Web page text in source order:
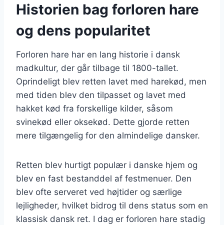
Historien bag forloren hare
og dens popularitet
Forloren hare har en lang historie i dansk
madkultur, der går tilbage til 1800-tallet.
Oprindeligt blev retten lavet med harekød, men
med tiden blev den tilpasset og lavet med
hakket kød fra forskellige kilder, såsom
svinekød eller oksekød. Dette gjorde retten
mere tilgængelig for den almindelige dansker.
Retten blev hurtigt populær i danske hjem og
blev en fast bestanddel af festmenuer. Den
blev ofte serveret ved højtider og særlige
lejligheder, hvilket bidrog til dens status som en
klassisk dansk ret. I dag er forloren hare stadig